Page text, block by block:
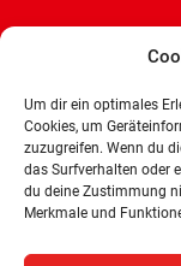
Um dir ein optimales
Cookies, um
zuzugreifen. Wenn du
das Surfverhalten oder
du deine Zustimmung
Merkmale und
E-